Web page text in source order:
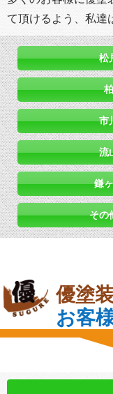
て頂けるよう、私達
松
市
流
鎌
その
優塗装
お客